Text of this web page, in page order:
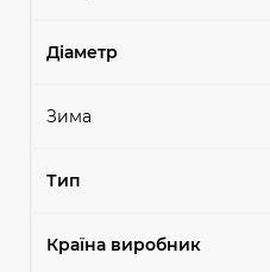
Діаметр
Зима
Тип
Країна виробник